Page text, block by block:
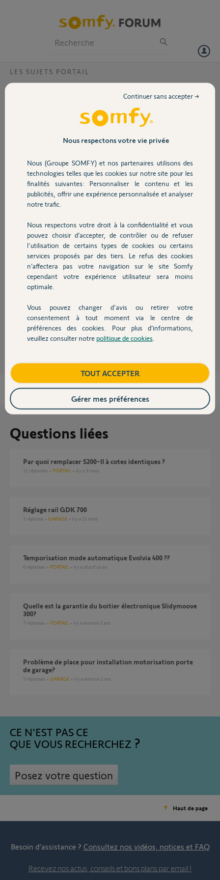
Volet
Sécurité
Domotique
Chauffage
Autres produits
Devis avec un pro
Contact
LES SUJETS PORTAIL
En mode électrique, mon portail Somfy Evolvia Star lâche, le rond
jaune se tourne tout seul et n'est donc plus en face, comme si il
forçait, à quoi c'est dû ? On n'arrête pas de devoir le remettre avec la
Sand B.
Participer au fil de discussion
Réponses
Bonjour,
Sur un seul moteur ?
pignon...
Richy C. il y a presque 2 ans
Questions liées
Par quoi remplacer S200-II à cotes identiques ?
11 réponses PORTAIL il y a 3 mois
Réglage rail GDK 700
1 réponse GARAGE il y a 11 mois
Temporisation mode automatique Evolvia 400 ??
6 réponses PORTAIL il y a plus d'un an
Quelle est la garantie du boitier électronique Slidymoove
300?
7 réponses PORTAIL il y a environ 2 ans
Problème de place pour installation motorisation porte
de garage?
5 réponses GARAGE il y a environ 2 ans
CE N'EST PAS CE
QUE VOUS RECHERCHEZ
Posez votre question
Haut de page
Besoin d’assistance ? Consultez nos vidéos, notices et FAQ
Recevez nos actus, conseils et bons plans par email !
Nous respectons votre vie privée
Nous (Groupe SOMFY) et nos partenaires utilisons des
technologies telles que les cookies sur notre site pour les
finalités suivantes: Personnaliser le contenu et les
publicités, offrir une expérience personnalisée et analyser
notre trafic.
Nous respectons votre droit à la confidentialité et vous
pouvez choisir d’accepter, de contrôler ou de refuser
l'utilisation de certains types de cookies ou certains
services proposés par des tiers. Le refus des cookies
n’affectera pas votre navigation sur le site Somfy
cependant votre expérience utilisateur sera moins
optimale.
Vous pouvez changer d'avis ou retirer votre
consentement à tout moment via le centre de
préférences des cookies. Pour plus d’informations,
veuillez consulter notre politique de cookies
Continuer sans accepter →
TOUT ACCEPTER
Gérer mes préférences